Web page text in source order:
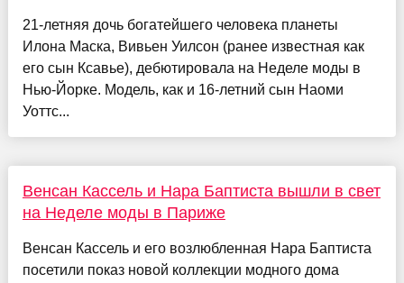
21-летняя дочь богатейшего человека планеты
Илона Маска, Вивьен Уилсон (ранее известная как
его сын Ксавье), дебютировала на Неделе моды в
Нью-Йорке. Модель, как и 16-летний сын Наоми
Уоттс...
Венсан Кассель и Нара Баптиста вышли в свет
на Неделе моды в Париже
Венсан Кассель и его возлюбленная Нара Баптиста
посетили показ новой коллекции модного дома